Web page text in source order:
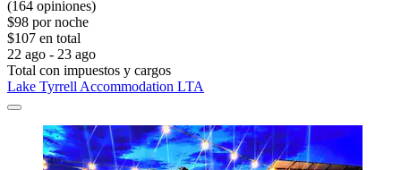
(164 opiniones)
$98 por noche
$107 en total
22 ago - 23 ago
Total con impuestos y cargos
Lake Tyrrell Accommodation LTA